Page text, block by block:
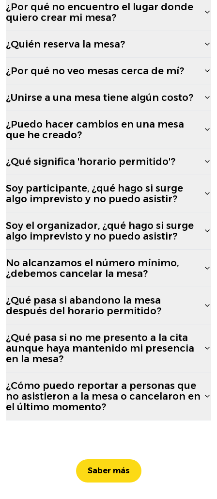
¿Por qué no encuentro el lugar donde
quiero crear mi mesa?
¿Quién reserva la mesa?
¿Por qué no veo mesas cerca de mí?
¿Unirse a una mesa tiene algún costo?
¿Puedo hacer cambios en una mesa
que he creado?
¿Qué significa 'horario permitido'?
Soy participante, ¿qué hago si surge
algo imprevisto y no puedo asistir?
Soy el organizador, ¿qué hago si surge
algo imprevisto y no puedo asistir?
No alcanzamos el número mínimo,
¿debemos cancelar la mesa?
¿Qué pasa si abandono la mesa
después del horario permitido?
¿Qué pasa si no me presento a la cita
aunque haya mantenido mi presencia
en la mesa?
¿Cómo puedo reportar a personas que
no asistieron a la mesa o cancelaron en
el último momento?
Saber más